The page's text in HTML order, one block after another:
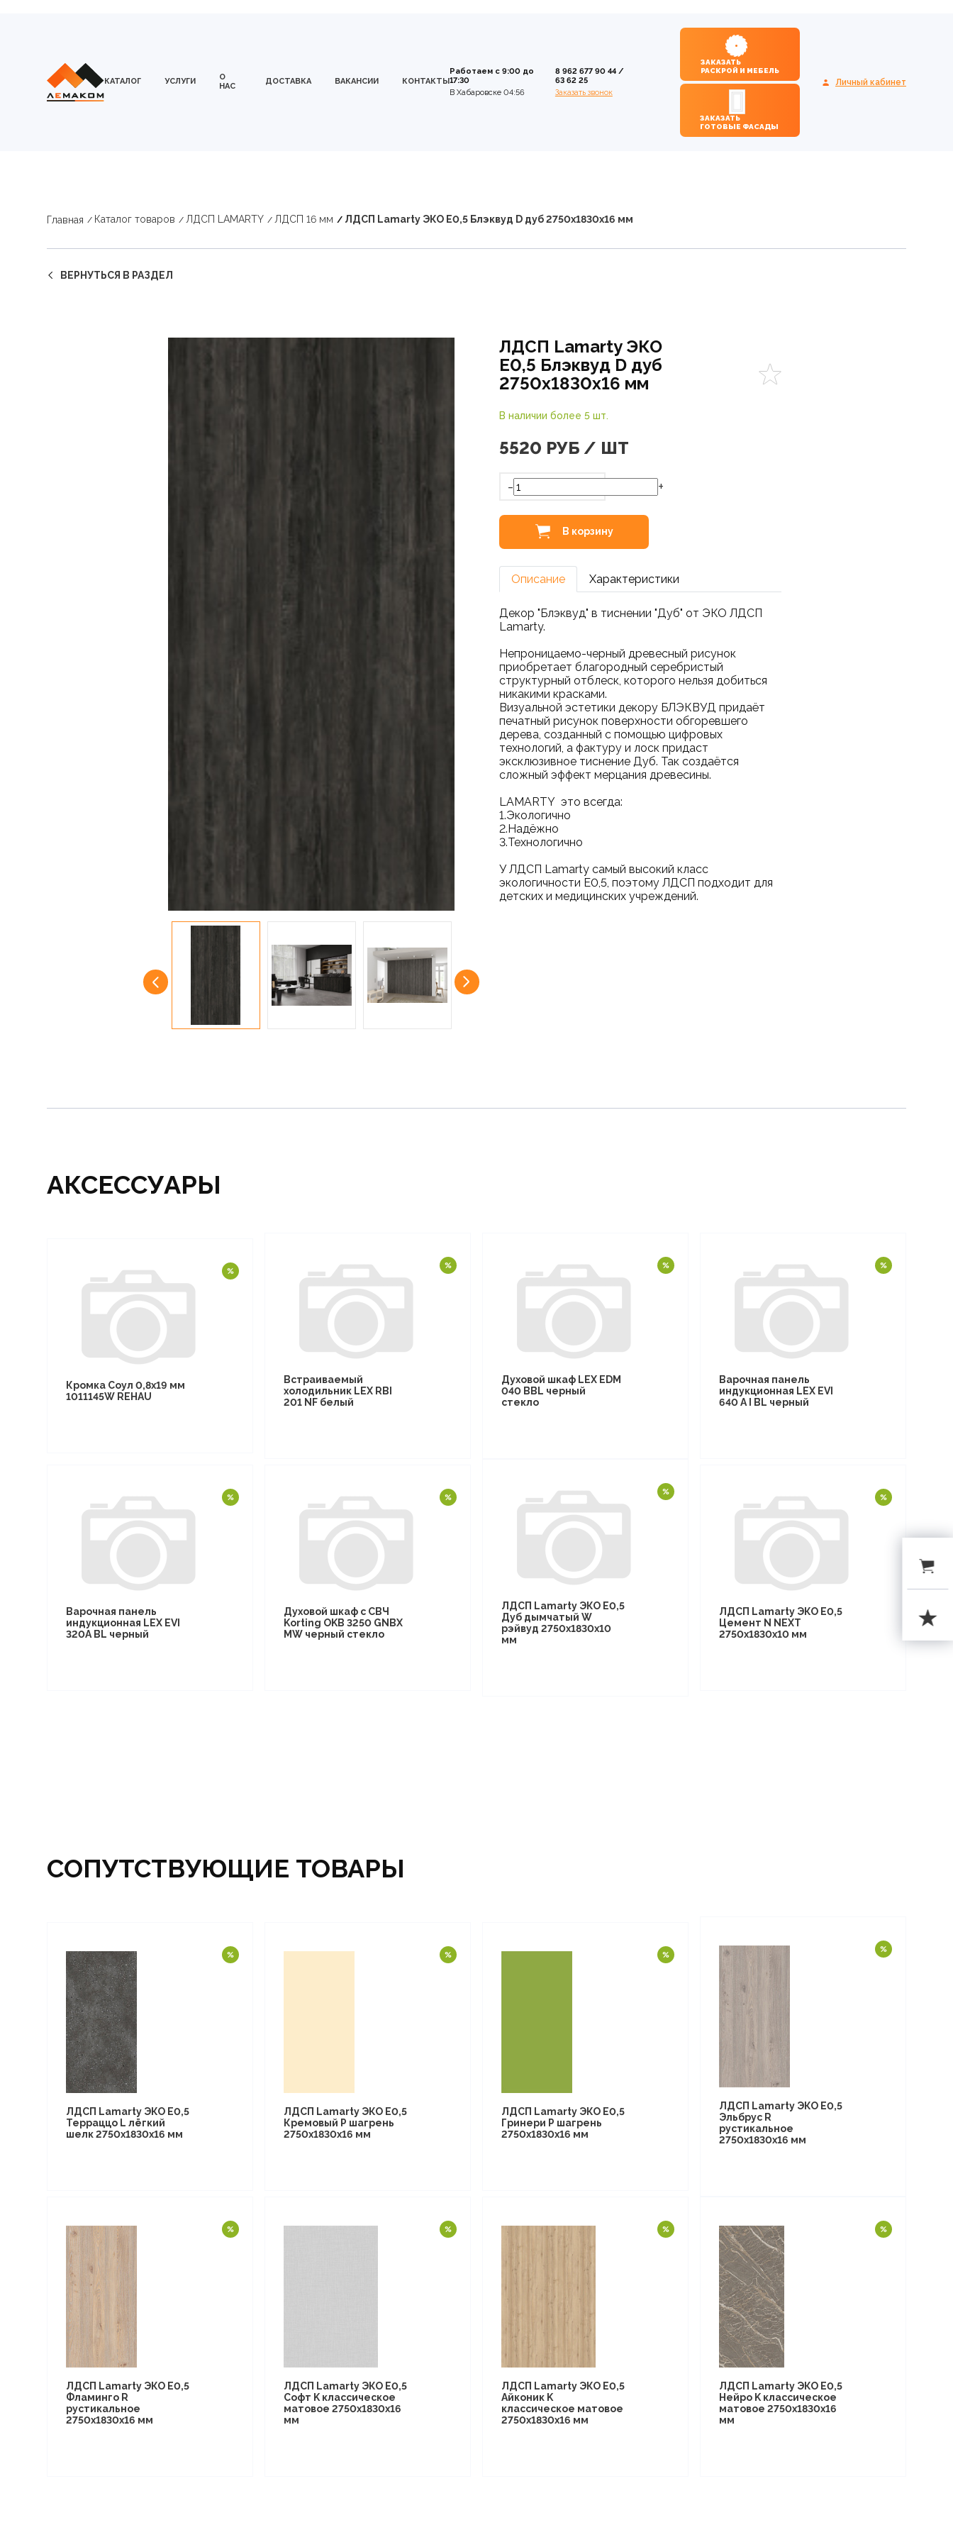
КАТАЛОГ УСЛУГИ
О
НАС
ДОСТАВКА ВАКАНСИИ КОНТАКТЫ
Работаем с 9:00 до
17:30
В Хабаровске 04:56
8 962 677 90 44/
63 62 25
Заказать звонок
ЗАКАЗАТЬ
РАСКРОЙ И МЕБЕЛЬ
ЗАКАЗАТЬ
ГОТОВЫЕ ФАСАДЫ
Личный кабинет
Главная Каталог товаров ЛДСП LAMARTY ЛДСП 16 мм ЛДСП Lamarty ЭКО E0,5 Блэквуд D дуб 2750х1830х16 мм
ВЕРНУТЬСЯ В РАЗДЕЛ
ЛДСП Lamarty ЭКО
E0,5 Блэквуд D дуб
2750х1830х16 мм
В наличии более 5 шт.
5520 РУБ / ШТ
- +
В корзину
Описание Характеристики
Декор "Блэквуд" в тиснении "Дуб" от ЭКО ЛДСП
Lamarty.
Непроницаемо-черный древесный рисунок
приобретает благородный серебристый
структурный отблеск, которого нельзя добиться
никакими красками.
Визуальной эстетики декору БЛЭКВУД придаёт
печатный рисунок поверхности обгоревшего
дерева, созданный с помощью цифровых
технологий, а фактуру и лоск придаст
эксклюзивное тиснение Дуб. Так создаётся
сложный эффект мерцания древесины.
LAMARTY это всегда:
1.Экологично
2.Надёжно
3.Технологично
У ЛДСП Lamarty самый высокий класс
экологичности Е0,5, поэтому ЛДСП подходит для
детских и медицинских учреждений.
АКСЕССУАРЫ
Кромка Соул 0,8х19 мм
1011145W REHAU
Встраиваемый
холодильник LEX RBI
201 NF белый
Духовой шкаф LEX EDM
040 BBL черный
стекло
Варочная панель
индукционная LEX EVI
640 A I BL черный
Варочная панель
индукционная LEX EVI
320A BL черный
Духовой шкаф с СВЧ
Korting OKB 3250 GNBX
MW черный стекло
ЛДСП Lamarty ЭКО E0,5
Дуб дымчатый W
рэйвуд 2750х1830х10
мм
ЛДСП Lamarty ЭКО E0,5
Цемент N NEXT
2750х1830х10 мм
СОПУТСТВУЮЩИЕ ТОВАРЫ
ЛДСП Lamarty ЭКО E0,5
Терраццо L лёгкий
шелк 2750х1830х16 мм
ЛДСП Lamarty ЭКО E0,5
Кремовый P шагрень
2750х1830х16 мм
ЛДСП Lamarty ЭКО E0,5
Гринери P шагрень
2750х1830х16 мм
ЛДСП Lamarty ЭКО E0,5
Эльбрус R
рустикальное
2750х1830х16 мм
ЛДСП Lamarty ЭКО E0,5
Фламинго R
рустикальное
2750х1830х16 мм
ЛДСП Lamarty ЭКО E0,5
Софт K классическое
матовое 2750х1830х16
мм
ЛДСП Lamarty ЭКО E0,5
Айконик K
классическое матовое
2750х1830х16 мм
ЛДСП Lamarty ЭКО E0,5
Нейро K классическое
матовое 2750х1830х16
мм